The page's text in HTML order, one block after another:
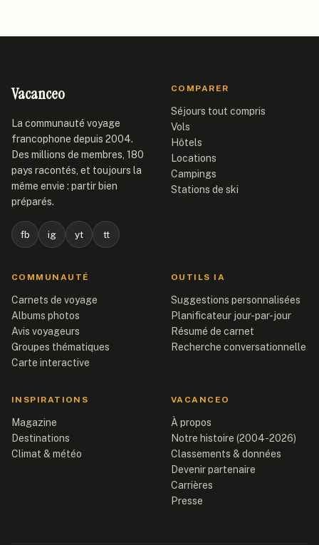
Vacanceo
La communauté voyage
francophone depuis 2004.
Des millions de membres, 180
pays racontés, et toujours la
même envie : partir bien
préparés.
fb ig yt tt
COMPARER
Séjours tout compris
Vols
Hôtels
Locations
Campings
Stations de ski
COMMUNAUTÉ
Carnets de voyage
Albums photos
Avis voyageurs
Groupes thématiques
Carte interactive
OUTILS IA
Suggestions personnalisées
Planificateur jour-par-jour
Résumé de carnet
Recherche conversationnelle
INSPIRATIONS
Magazine
Destinations
Climat & météo
VACANCEO
À propos
Notre histoire (2004-2026)
Classements & données
Devenir partenaire
Carrières
Presse